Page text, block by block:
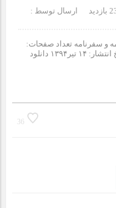
کارکنان برگزار شد
امام محمدتقی(ع) در
فنی‌وحرفه‌ای؛ بازدید
خرمشهر در شرکت پارس خودرو
ارسال توسط :
و سفرنامه تعداد صفحات:
۲۴۹ فرمت: کتاب PDF زبان: فارسی تاریخ انتشار: ۱۴ تیر۱۳۹۴ دانلود
36